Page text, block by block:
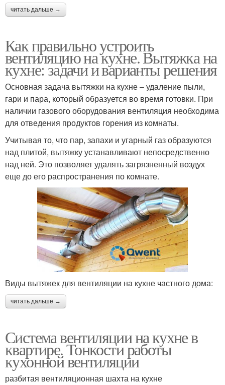
читать дальше →
Как правильно устроить
вентиляцию на кухне. Вытяжка на
кухне: задачи и варианты решения
Основная задача вытяжки на кухне – удаление пыли,
гари и пара, который образуется во время готовки. При
наличии газового оборудования вентиляция необходима
для отведения продуктов горения из комнаты.
Учитывая то, что пар, запахи и угарный газ образуются
над плитой, вытяжку устанавливают непосредственно
над ней. Это позволяет удалять загрязненный воздух
еще до его распространения по комнате.
Виды вытяжек для вентиляции на кухне частного дома:
читать дальше →
Система вентиляции на кухне в
квартире. Тонкости работы
кухонной вентиляции
разбитая вентиляционная шахта на кухне